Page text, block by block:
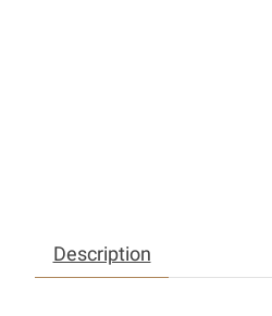
Description